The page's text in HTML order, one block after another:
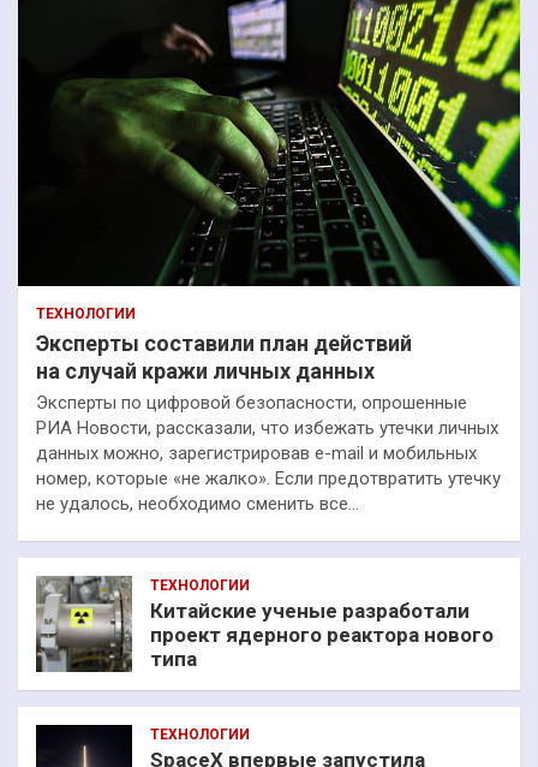
ТЕХНОЛОГИИ
Эксперты составили план действий
на случай кражи личных данных
Эксперты по цифровой безопасности, опрошенные
РИА Новости, рассказали, что избежать утечки личных
данных можно, зарегистрировав e-mail и мобильных
номер, которые «не жалко». Если предотвратить утечку
не удалось, необходимо сменить все…
ТЕХНОЛОГИИ
Китайские ученые разработали
проект ядерного реактора нового
типа
ТЕХНОЛОГИИ
SpaceX впервые запустила